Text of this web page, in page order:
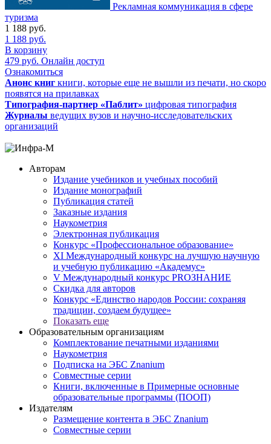
Рекламная коммуникация в сфере
туризма
1 188 руб.
1 188 руб.
В корзину
479 руб. Онлайн доступ
Ознакомиться
Анонс книг книги, которые еще не вышли из печати, но скоро
появятся на прилавках
Типография-партнер «Паблит» цифровая типография
Журналы ведущих вузов и научно-исследовательских
организаций
Авторам
Издание учебников и учебных пособий
Издание монографий
Публикация статей
Заказные издания
Наукометрия
Электронная публикация
Конкурс «Профессиональное образование»
XI Международный конкурс на лучшую научную
и учебную публикацию «Академус»
V Международный конкурс PROЗНАНИЕ
Скидка для авторов
Конкурс «Единство народов России: сохраняя
традиции, создаем будущее»
Показать еще
Образовательным организациям
Комплектование печатными изданиями
Наукометрия
Подписка на ЭБС Znanium
Совместные серии
Книги, включенные в Примерные основные
образовательные программы (ПООП)
Издателям
Размещение контента в ЭБС Znanium
Совместные серии